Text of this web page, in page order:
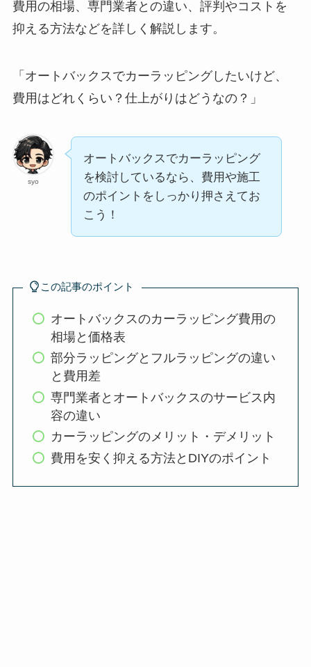
費用の相場、専門業者との違い、評判やコストを
抑える方法などを詳しく解説します。
「オートバックスでカーラッピングしたいけど、
費用はどれくらい？仕上がりはどうなの？」
syo
オートバックスでカーラッピング
を検討しているなら、費用や施工
のポイントをしっかり押さえてお
こう！
この記事のポイント
オートバックスのカーラッピング費用の
相場と価格表
部分ラッピングとフルラッピングの違い
と費用差
専門業者とオートバックスのサービス内
容の違い
カーラッピングのメリット・デメリット
費用を安く抑える方法とDIYのポイント